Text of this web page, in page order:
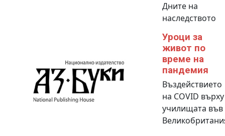
Дните на
наследството
Уроци за
живот по
време на
пандемия
Въздействието
на COVID върху
училищата във